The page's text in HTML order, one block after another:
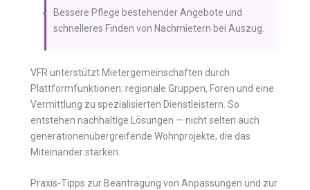
Bessere Pflege bestehender Angebote und
schnelleres Finden von Nachmietern bei Auszug.
VFR unterstützt Mietergemeinschaften durch
Plattformfunktionen: regionale Gruppen, Foren und eine
Vermittlung zu spezialisierten Dienstleistern. So
entstehen nachhaltige Lösungen — nicht selten auch
generationenübergreifende Wohnprojekte, die das
Miteinander stärken.
Praxis-Tipps zur Beantragung von Anpassungen und zur